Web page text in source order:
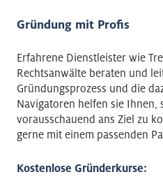
Gründung mit Profis
Erfahrene Dienstleister wie
Rechtsanwälte beraten und
Gründungsprozess und die
Navigatoren helfen sie Ihnen,
vorausschauend ans Ziel zu
gerne mit einem passenden
Kostenlose Gründerkurse: